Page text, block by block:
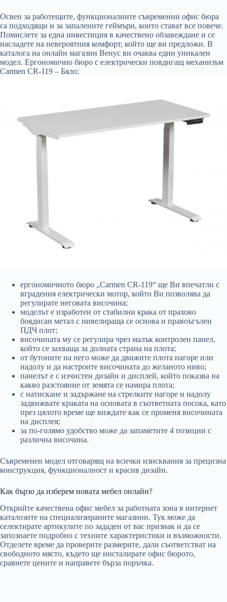
Освен за работещите, функционалните съвременни офис бюра
са подходящи и за запалените геймъри, които стават все повече.
Помислете за една инвестиция в качествено обзавеждане и се
насладете на невероятния комфорт, който ще ви предложи. В
каталога на онлайн магазин Венус ви очаква един уникален
модел. Ергономично бюро с електрически повдигащ механизъм
Carmen CR-119 – Бяло:
ергономичното бюро „Carmen CR-119“ ще Ви впечатли с
вградения електрически мотор, който Ви позволява да
регулирате неговата височина;
моделът е изработен от стабилни крака от прахово
боядисан метал с нивелираща се основа и правоъгълен
ПДЧ плот;
височината му се регулира чрез малък контролен панел,
който се захваща за долната страна на плота;
от бутоните на него може да движите плота нагоре или
надолу и да настроите височината до желаното ниво;
панелът е с изчистен дизайн и дисплей, който показва на
какво разстояние от земята се намира плота;
с натискане и задържане на стрелките нагоре и надолу
задвижвате краката на основата в съответната посока, като
през цялото време ще виждате как се променя височината
на дисплея;
за по-голямо удобство може да запаметите 4 позиции с
различна височина.
Съвременен модел отговарящ на всички изисквания за прецизна
конструкция, функционалност и красив дизайн.
Как бързо да изберем новата мебел онлайн?
Открийте качествена офис мебел за работната зона в интернет
каталозите на специализираните магазини. Тук може да
селектирате артикулите по зададен от вас признак и да се
запознаете подробно с техните характеристики и възможности.
Отделете време да проверите размерите, дали съответстват на
свободното място, където ще инсталирате офис бюрото,
сравнете цените и направете бърза поръчка.